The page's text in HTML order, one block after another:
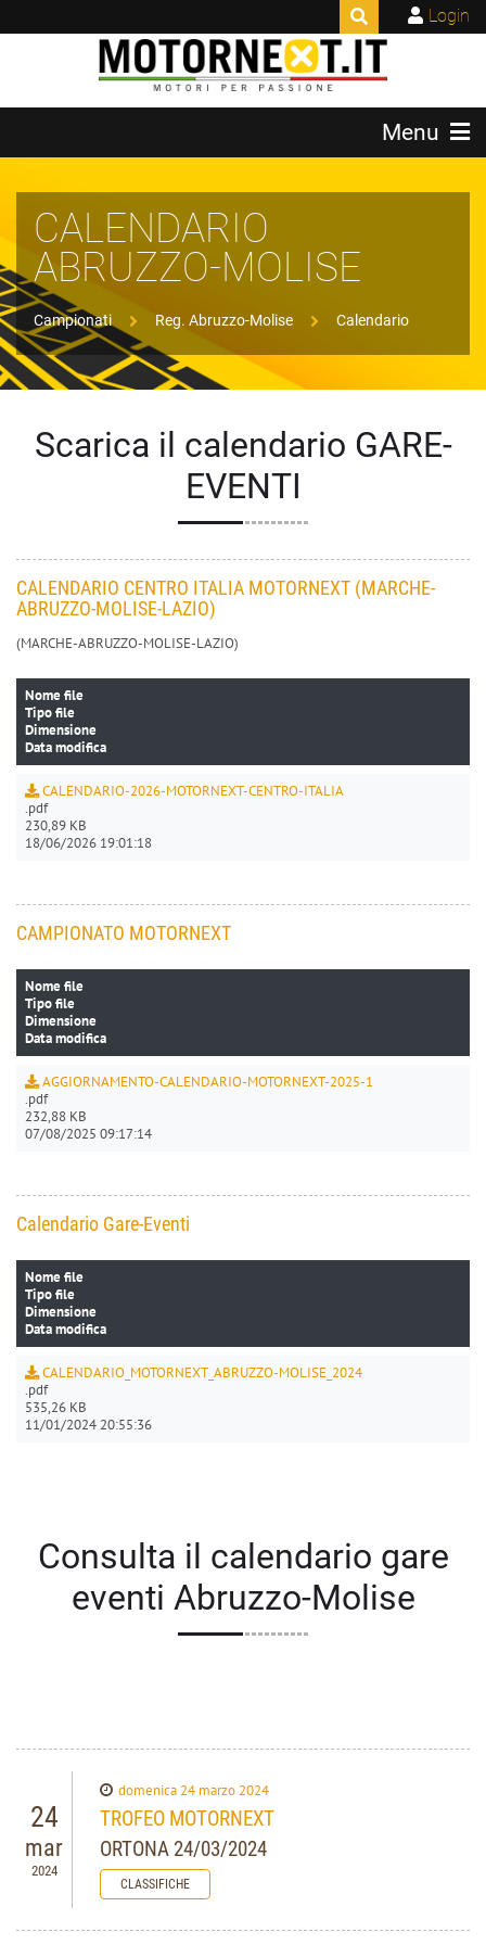
Login
Menu
CALENDARIO
ABRUZZO-MOLISE
Campionati Reg. Abruzzo-Molise Calendario
Scarica il calendario GARE-
EVENTI
CALENDARIO CENTRO ITALIA MOTORNEXT (MARCHE-
ABRUZZO-MOLISE-LAZIO)
(MARCHE-ABRUZZO-MOLISE-LAZIO)
Nome file
Tipo file
Dimensione
Data modifica
CALENDARIO-2026-MOTORNEXT-CENTRO-ITALIA
.pdf
230,89 KB
18/06/2026 19:01:18
CAMPIONATO MOTORNEXT
Nome file
Tipo file
Dimensione
Data modifica
AGGIORNAMENTO-CALENDARIO-MOTORNEXT-2025-1
.pdf
232,88 KB
07/08/2025 09:17:14
Calendario Gare-Eventi
Nome file
Tipo file
Dimensione
Data modifica
CALENDARIO_MOTORNEXT_ABRUZZO-MOLISE_2024
.pdf
535,26 KB
11/01/2024 20:55:36
Consulta il calendario gare
eventi Abruzzo-Molise
24
mar
2024
domenica 24 marzo 2024
TROFEO MOTORNEXT
ORTONA 24/03/2024
CLASSIFICHE